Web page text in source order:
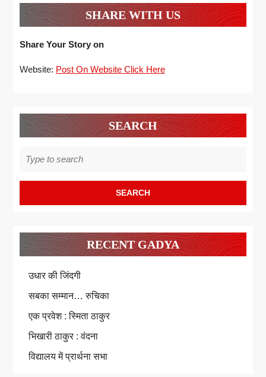
SHARE WITH US
Share Your Story on
Website: Post On Website Click Here
SEARCH
for:
RECENT GADYA
उधार की जिंदगी
सबका सम्मान… रुचिका
एक प्रवेश : स्मिता ठाकुर
भिखारी ठाकुर : वंदना
विद्यालय में प्रार्थना सभा